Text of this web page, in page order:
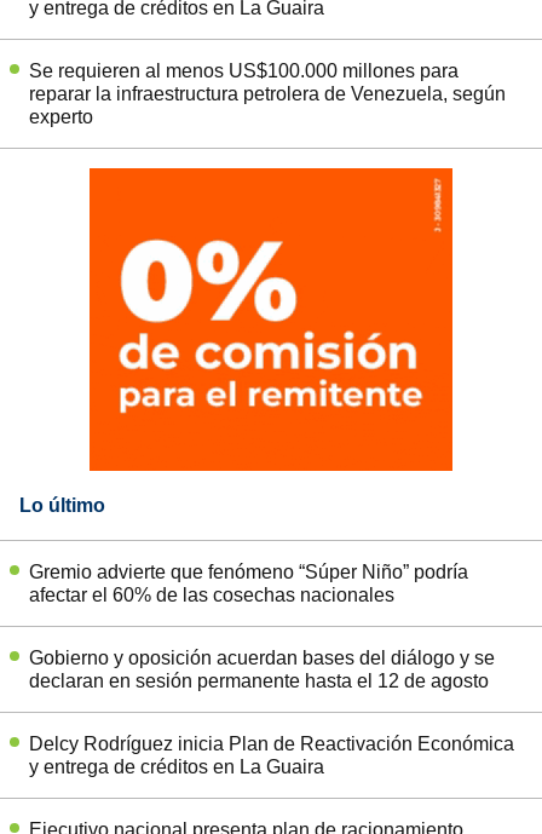
y entrega de créditos en La Guaira
Se requieren al menos US$100.000 millones para
reparar la infraestructura petrolera de Venezuela, según
experto
Lo último
Gremio advierte que fenómeno “Súper Niño” podría
afectar el 60% de las cosechas nacionales
Gobierno y oposición acuerdan bases del diálogo y se
declaran en sesión permanente hasta el 12 de agosto
Delcy Rodríguez inicia Plan de Reactivación Económica
y entrega de créditos en La Guaira